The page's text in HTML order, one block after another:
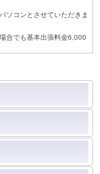
ソコンとさせていただきま
合でも基本出張料金6,000